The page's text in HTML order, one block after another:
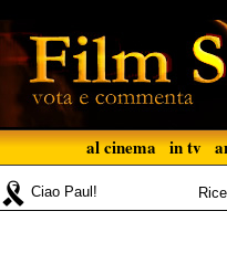
al cinema in tv
Ciao Paul!